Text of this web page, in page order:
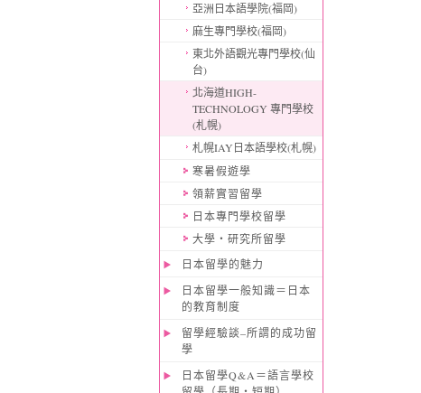
亞洲日本語學院(福岡)
麻生專門學校(福岡)
東北外語觀光專門學校(仙
台)
北海道HIGH-
TECHNOLOGY 專門學校
(札幌)
札幌IAY日本語學校(札幌)
寒暑假遊學
領薪實習留學
日本專門學校留學
大學・研究所留學
日本留學的魅力
日本留學一般知識＝日本
的教育制度
留學經驗談–所謂的成功留
學
日本留學Q&A＝語言學校